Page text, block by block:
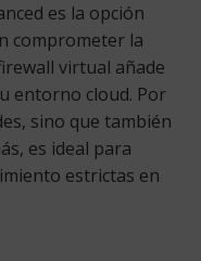
es la opción
comprometer la
virtual añade
entorno cloud. Por
sino que también
es ideal para
estrictas en